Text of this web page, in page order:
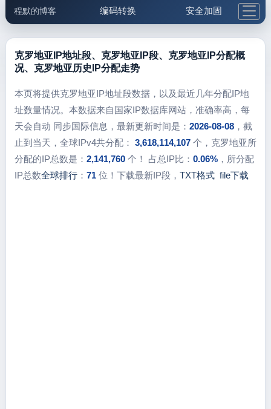
程默的博客 编码转换 安全加固
邮件工具 生活便民 更多工具
5.1支付宝大红包
克罗地亚IP地址段、克罗地亚IP段、克罗地亚IP分配概
况、克罗地亚历史IP分配走势
本页将提供克罗地亚IP地址段数据，以及最近几年分配IP地
址数量情况。本数据来自国家IP数据库网站，准确率高，每
天会自动 同步国际信息，最新更新时间是： 2026-08-08，截
止到当天，全球IPv4共分配： 3,618,114,107个，克罗地亚所
分配的IP总数是： 2,141,760个！ 占总IP比： 0.06%，所分配
IP总数全球排行： 71位！下载最新IP段， TXT格式 file下载